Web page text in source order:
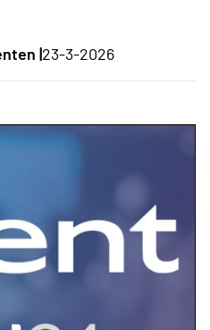
|23-3-2026